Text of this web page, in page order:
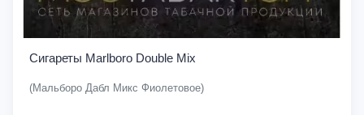
Сигареты Marlboro Double Mix
(Мальборо Дабл Микс Фиолетовое)